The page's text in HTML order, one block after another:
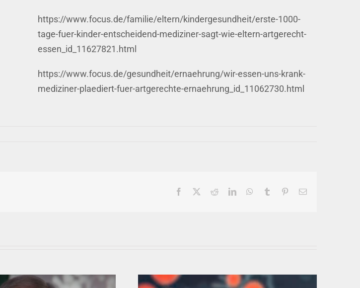
https://www.focus.de/familie/eltern/kindergesundheit/erste-1000-
tage-fuer-kinder-entscheidend-mediziner-sagt-wie-eltern-artgerecht-
essen_id_11627821.html
https://www.focus.de/gesundheit/ernaehrung/wir-essen-uns-krank-
mediziner-plaediert-fuer-artgerechte-ernaehrung_id_11062730.html
Facebook RedditLinkedInWhatsApp
Tumblr Pinterest
E-